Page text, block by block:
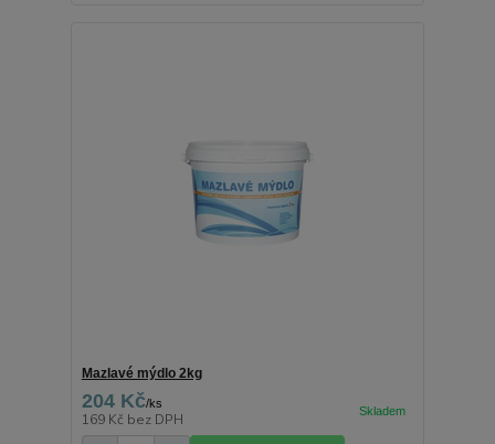
Mazlavé mýdlo 2kg
204 Kč/ks
169 Kč bez DPH